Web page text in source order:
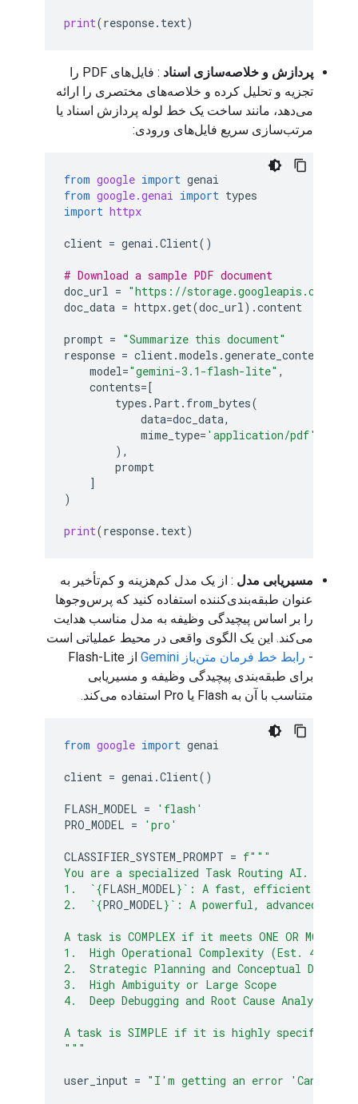
print(response. text)
پردازش و خلاصه‌سازی اسناد
: فایل‌های PDF را
تجزیه و تحلیل کرده و خلاصه‌های مختصری را ارائه
می‌دهد، مانند ساخت یک خط لوله پردازش اسناد یا
مرتب‌سازی سریع فایل‌های ورودی:
from google import genai
from google.genai import types
import httpx
client = genai .Client()
# Download a sample PDF document
doc_url = "https://storage.googleapis.com/
doc_data = httpx.get(doc_url) .content
prompt = "Summarize this document"
response = client.models .generate_content
model="gemini-3.1-flash-lite" ,
contents=[
types . Part. from_bytes(
data=doc_data,
mime_type= 'application/pdf'
),
prompt
]
)
print(response. text)
مسیریابی مدل : از یک مدل کم‌هزینه و کم‌تأخیر به
عنوان طبقه‌بندی‌کننده استفاده کنید که پرس‌وجوها
را بر اساس پیچیدگی وظیفه به مدل مناسب هدایت
می‌کند. این یک الگوی واقعی در محیط عملیاتی است
- رابط خط فرمان متن‌باز Gemini
از Flash-Lite
برای طبقه‌بندی پیچیدگی وظیفه و مسیریابی
متناسب با آن به Flash یا Pro استفاده می‌کند.
from google import genai
client = genai .Client()
FLASH_MODEL =
'flash'
PRO_MODEL = 'pro'
CLASSIFIER_SYSTEM_PROMPT = f"""
You are a specialized Task Routing AI.
1.  `{FLASH_MODEL} `: A fast, efficient model
2.  `{PRO_MODEL} `: A powerful, advanced
A task is COMPLEX if it meets ONE OR
1.  High Operational Complexity (Est. 4+
2.  Strategic Planning and Conceptual Design
3.  High Ambiguity or Large Scope
4.  Deep Debugging and Root Cause Analysis
A task is SIMPLE if it is highly specific,
"""
user_input = "I'm getting an error 'Cannot